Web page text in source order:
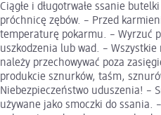
Ciągłe i długotrwałe ssanie
próchnicę zębów. – Przed
temperaturę pokarmu. – Wyrzuć
uszkodzenia lub wad. –
należy przechowywać poza
produkcie sznurków, taśm,
Niebezpieczeństwo uduszenia! –
używane jako smoczki do ssania.